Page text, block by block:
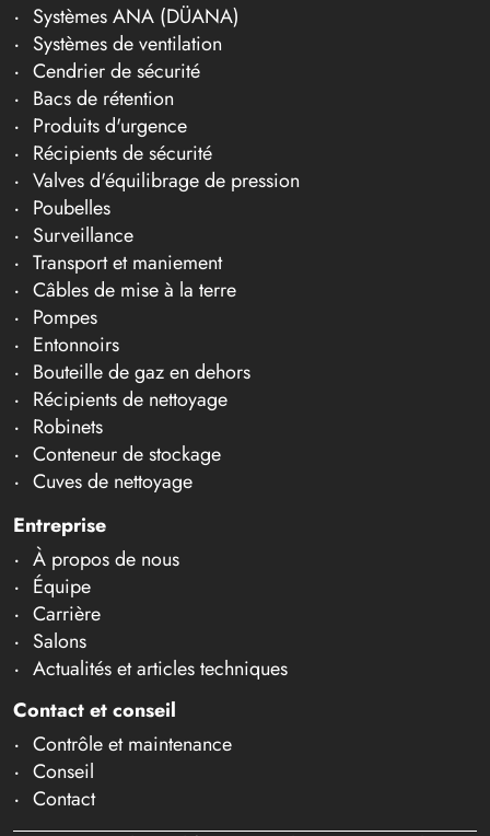
Systèmes ANA (DÜANA)
Systèmes de ventilation
Cendrier de sécurité
Bacs de rétention
Produits d'urgence
Récipients de sécurité
Valves d'équilibrage de pression
Poubelles
Surveillance
Transport et maniement
Câbles de mise à la terre
Pompes
Entonnoirs
Bouteille de gaz en dehors
Récipients de nettoyage
Robinets
Conteneur de stockage
Cuves de nettoyage
Entreprise
À propos de nous
Équipe
Carrière
Salons
Actualités et articles techniques
Contact et conseil
Contrôle et maintenance
Conseil
Contact